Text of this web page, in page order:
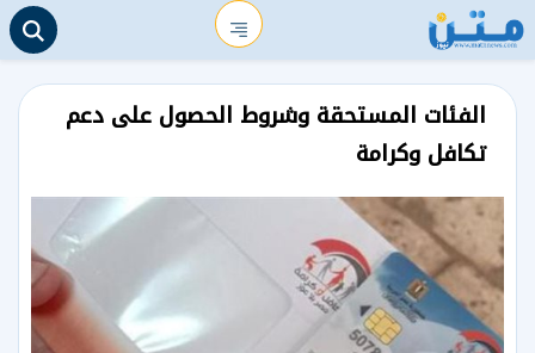
الفئات المستحقة وشروط الحصول على دعم
تكافل وكرامة